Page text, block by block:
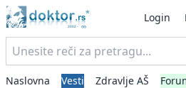
Login
Naslovna Vesti Zdravlje AŠ